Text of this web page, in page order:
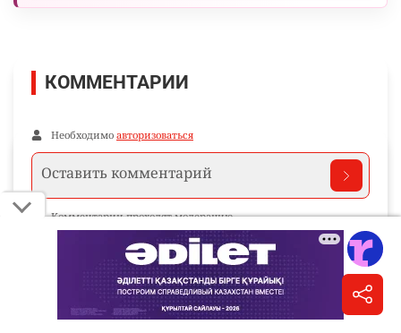
КОММЕНТАРИИ
Необходимо авторизоваться
Комментарии проходят модерацию.
Пока нет комментариев…